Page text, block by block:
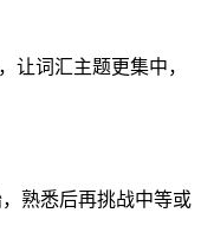
让词汇主题更集中，
熟悉后再挑战中等或